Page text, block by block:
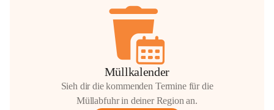
Müllkalender
Sieh dir die kommenden Termine für die
Müllabfuhr in deiner Region an.